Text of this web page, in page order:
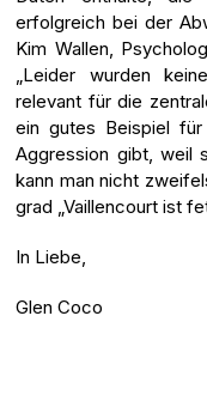
erfolgreich bei der
Kim Wallen,
„Leider wurden
relevant für die
ein gutes Beispiel für
Aggression gibt, weil
kann man nicht
grad „Vaillencourt ist
In Liebe,
Glen Coco